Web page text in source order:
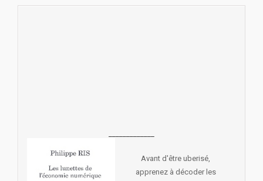
Avant d'être uberisé,
apprenez à décoder les